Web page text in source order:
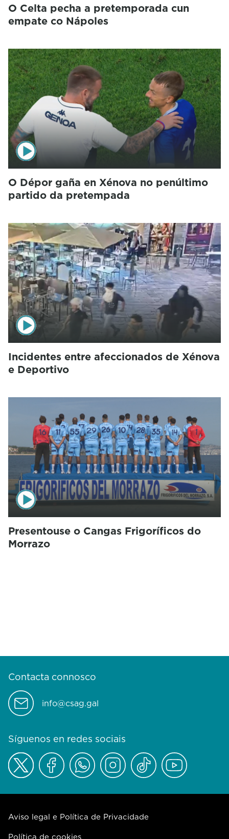
O Celta pecha a pretemporada cun
empate co Nápoles
O Dépor gaña en Xénova no penúltimo
partido da pretempada
Incidentes entre afeccionados de Xénova
e Deportivo
Presentouse o Cangas Frigoríficos do
Morrazo
Contacta connosco
info@csag.gal
Síguenos en redes sociais
Aviso legal e Política de Privacidade
Política de cookies